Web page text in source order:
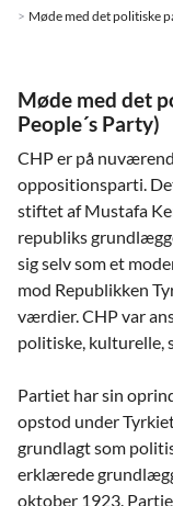
Møde med det politiske
Møde med det
People´s Party)
CHP er på
oppositionsparti.
stiftet af Mustafa
republiks
sig selv som et
mod Republikken
værdier. CHP var
politiske, kulturelle,
Partiet har sin
opstod under
grundlagt som
erklærede
oktober 1923.